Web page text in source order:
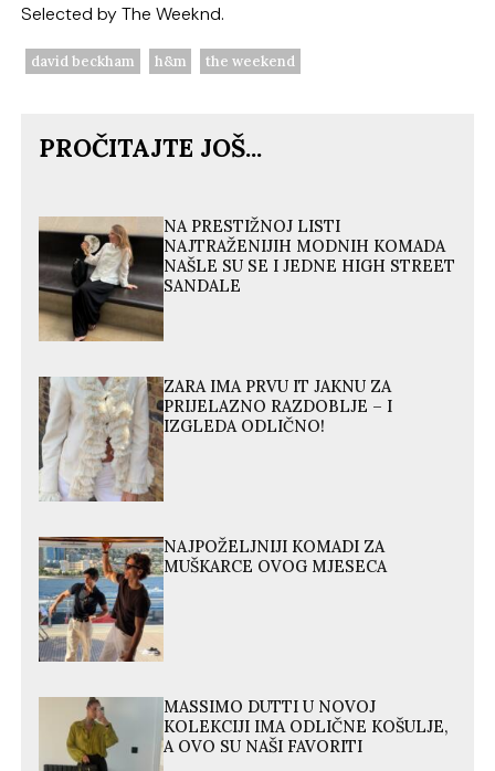
Selected by The Weeknd.
david beckham h&m the weekend
PROČITAJTE JOŠ...
NA PRESTIŽNOJ LISTI
NAJTRAŽENIJIH MODNIH KOMADA
NAŠLE SU SE I JEDNE HIGH STREET
SANDALE
ZARA IMA PRVU IT JAKNU ZA
PRIJELAZNO RAZDOBLJE – I
IZGLEDA ODLIČNO!
NAJPOŽELJNIJI KOMADI ZA
MUŠKARCE OVOG MJESECA
MASSIMO DUTTI U NOVOJ
KOLEKCIJI IMA ODLIČNE KOŠULJE,
A OVO SU NAŠI FAVORITI